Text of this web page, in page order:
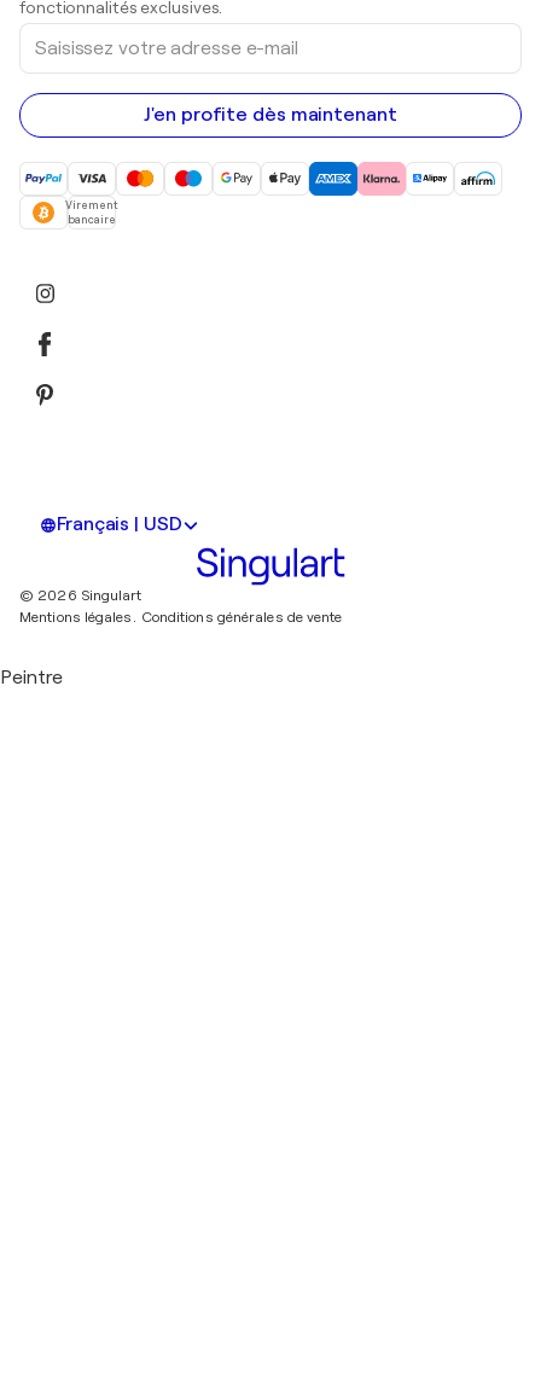
fonctionnalités exclusives.
Saisissez
votre
adresse
e-
mail
J'en profite dès maintenant
Virement
bancaire
Français | USD
© 2026 Singulart
Mentions légales. Conditions générales de vente
Peintre